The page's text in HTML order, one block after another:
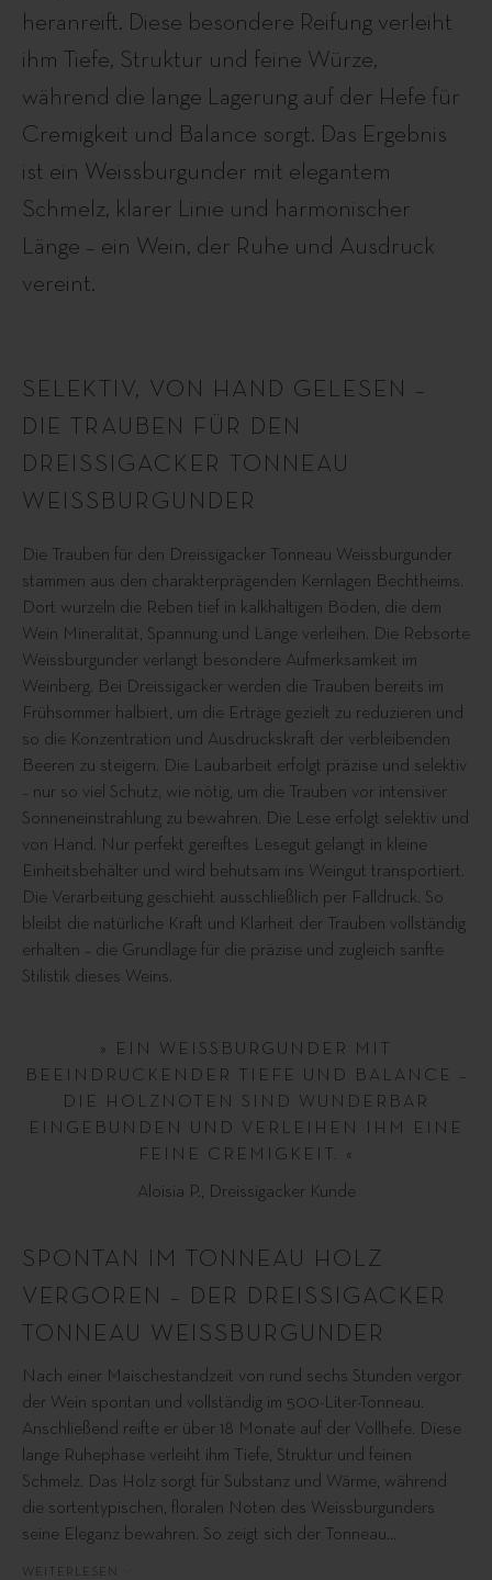
heranreift. Diese besondere Reifung verleiht
ihm Tiefe, Struktur und feine Würze,
während die lange Lagerung auf der Hefe für
Cremigkeit und Balance sorgt. Das Ergebnis
ist ein Weissburgunder mit elegantem
Schmelz, klarer Linie und harmonischer
Länge – ein Wein, der Ruhe und Ausdruck
vereint.
SELEKTIV, VON HAND GELESEN –
DIE TRAUBEN FÜR DEN
DREISSIGACKER TONNEAU
WEISSBURGUNDER
Die Trauben für den Dreissigacker Tonneau Weissburgunder
stammen aus den charakterprägenden Kernlagen Bechtheims.
Dort wurzeln die Reben tief in kalkhaltigen Böden, die dem
Wein Mineralität, Spannung und Länge verleihen. Die Rebsorte
Weissburgunder verlangt besondere Aufmerksamkeit im
Weinberg. Bei Dreissigacker werden die Trauben bereits im
Frühsommer halbiert, um die Erträge gezielt zu reduzieren und
so die Konzentration und Ausdruckskraft der verbleibenden
Beeren zu steigern. Die Laubarbeit erfolgt präzise und selektiv
– nur so viel Schutz, wie nötig, um die Trauben vor intensiver
Sonneneinstrahlung zu bewahren. Die Lese erfolgt selektiv und
von Hand. Nur perfekt gereiftes Lesegut gelangt in kleine
Einheitsbehälter und wird behutsam ins Weingut transportiert.
Die Verarbeitung geschieht ausschließlich per Falldruck. So
bleibt die natürliche Kraft und Klarheit der Trauben vollständig
erhalten – die Grundlage für die präzise und zugleich sanfte
Stilistik dieses Weins.
» EIN WEISSBURGUNDER MIT
BEEINDRUCKENDER TIEFE UND BALANCE –
DIE HOLZNOTEN SIND WUNDERBAR
EINGEBUNDEN UND VERLEIHEN IHM EINE
FEINE CREMIGKEIT. «
Aloisia P., Dreissigacker Kunde
SPONTAN IM TONNEAU HOLZ
VERGOREN – DER DREISSIGACKER
TONNEAU WEISSBURGUNDER
Nach einer Maischestandzeit von rund sechs Stunden vergor
der Wein spontan und vollständig im 500-Liter-Tonneau.
Anschließend reifte er über 18 Monate auf der Vollhefe. Diese
lange Ruhephase verleiht ihm Tiefe, Struktur und feinen
Schmelz. Das Holz sorgt für Substanz und Wärme, während
die sortentypischen, floralen Noten des Weissburgunders
seine Eleganz bewahren. So zeigt sich der Tonneau…
WEITERLESEN